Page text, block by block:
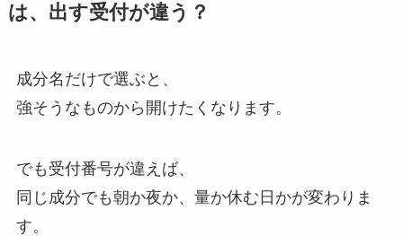
は、出す受付が違う？
成分名だけで選ぶと、
強そうなものから開けたくなります。
でも受付番号が違えば、
同じ成分でも朝か夜か、量か休む日かが変わりま
す。